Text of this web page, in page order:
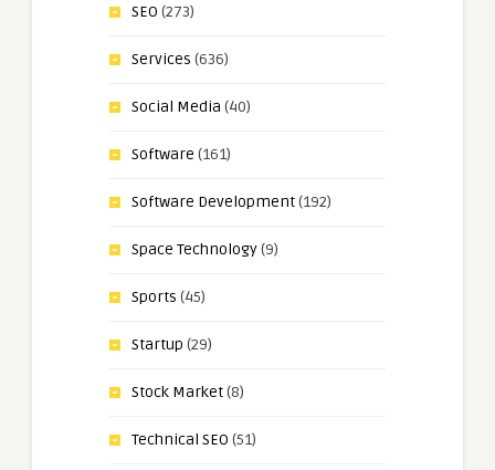
SEO (273)
Services (636)
Social Media (40)
Software (161)
Software Development(192)
Space Technology(9)
Sports (45)
Startup (29)
Stock Market(8)
Technical SEO (51)